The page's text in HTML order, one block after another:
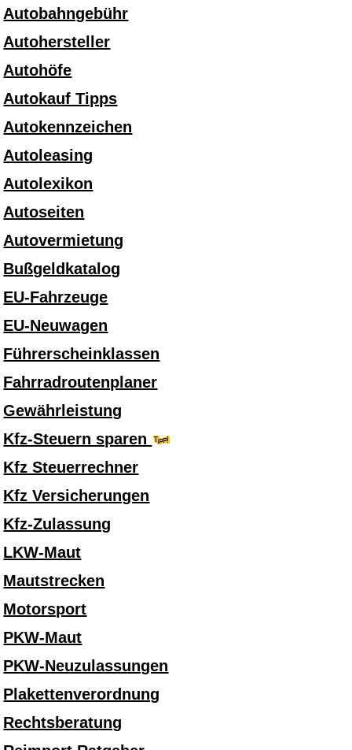
Autobahngebühr
Autohersteller
Autohöfe
Autokauf Tipps
Autokennzeichen
Autoleasing
Autolexikon
Autoseiten
Autovermietung
Bußgeldkatalog
EU-Fahrzeuge
EU-Neuwagen
Führerscheinklassen
Fahrradroutenplaner
Gewährleistung
Kfz-Steuern sparen
Kfz Steuerrechner
Kfz Versicherungen
Kfz-Zulassung
LKW-Maut
Mautstrecken
Motorsport
PKW-Maut
PKW-Neuzulassungen
Plakettenverordnung
Rechtsberatung